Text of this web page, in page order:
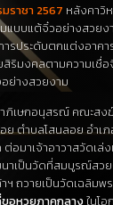
ราชา 2567 หลังคาวิ
แบบแต้จิ๋วอย่างสวย
รประดับตกแต่งอาค
ริมงคลตามความเชื่อ
ย่างสวยงาม
ภิเษกอนุสรณ์ คณะสง
ย ตำบลโสนลอย อำเ
ต่อมาเจ้าอาวาสวัดเ
เป็นวัดที่สมบูรณ์สวยง
ฯ ถวายเป็นวัดเฉลิมพ
อหวยภาคกลางในโ